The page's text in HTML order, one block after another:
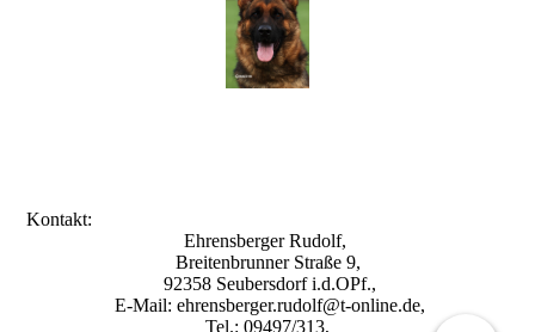
Kontakt:
Ehrensberger Rudolf,
Breitenbrunner Straße 9,
92358 Seubersdorf i.d.OPf.,
E-Mail: ehrensberger.rudolf@t-online.de,
Tel.: 09497/313,